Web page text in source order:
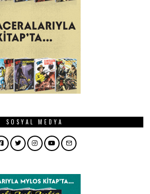
SOSYAL MEDYA
Facebook
TwitterInstagram
YouTubeEmail